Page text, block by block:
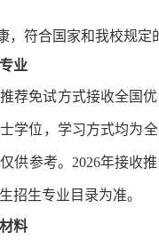
，符合国家和我校规定
业
荐免试方式接收全国
学位，学习方式均为
供参考。2026年接收
招生专业目录为准。
料